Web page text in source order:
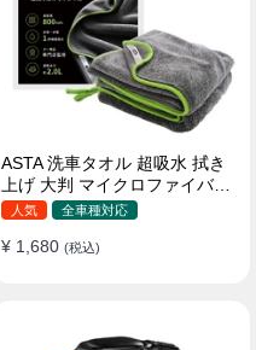
ASTA 洗車タオル 超吸水 拭き
上げ 大判 マイクロファイバー
クロス プロ仕様 水拭き 窓拭き
ない 撥水 厚手 両面 大型 洗車
人気 全車種対応
¥ 1,680 (税込)